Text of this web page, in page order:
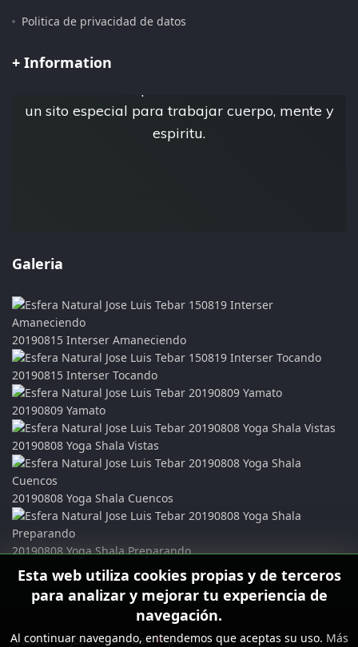
Politica de privacidad de datos
Esta web utiliza cookies propias y de terceros
para analizar y mejorar tu experiencia de
navegación.
Al continuar navegando, entendemos que aceptas su uso. Más
+ Information
Pagina iniciada 15 de Julio del 2.019
Esta es la pagina personal de Jose Luis Tebar,
un sito especial para trabajar cuerpo, mente y
espiritu.
Galeria
20190815 Interser Amaneciendo
20190815 Interser Tocando
20190809 Yamato
20190808 Yoga Shala Vistas
20190808 Yoga Shala Cuencos
20190808 Yoga Shala Preparando
©2026 -19 Jose Luis Tebar♥porJose Luis Tebar